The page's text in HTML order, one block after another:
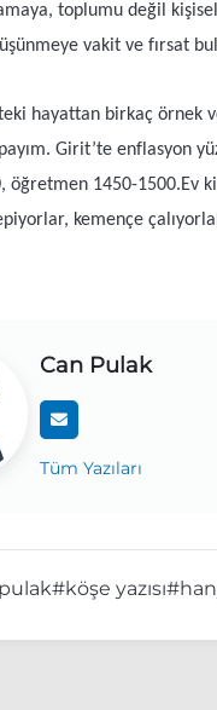
toplumu değil
vakit ve fırsat
hayattan birkaç örnek
Girit’te enflasyon
öğretmen 1450-
kemençe
Can Pulak
Tüm Yazıları
#köşe yazısı